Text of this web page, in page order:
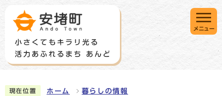
メニュー
現在位置 ホーム 暮らしの情報